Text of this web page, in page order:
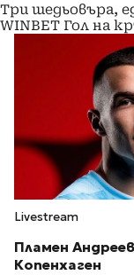
Три шедьовъра,
WINBET Гол на
Livestream
Пламен
Копенхаген